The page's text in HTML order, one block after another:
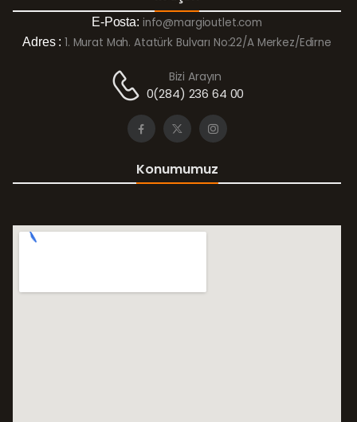
E-Posta: info@margioutlet.com
Adres : 1. Murat Mah. Atatürk Bulvarı No:22/A Merkez/Edirne
Bizi Arayın
0(284) 236 64 00
Konumumuz